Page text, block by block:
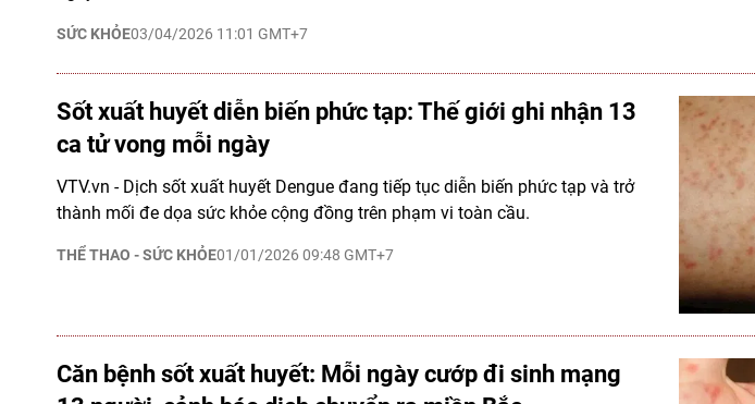
SỨC KHỎE03/04/2026 11:01 GMT+7
Sốt xuất huyết diễn biến phức tạp: Thế giới ghi nhận 13
ca tử vong mỗi ngày
THỂ THAO - SỨC KHỎE01/01/2026 09:48 GMT+7
VTV.vn - Dịch sốt xuất huyết Dengue đang tiếp tục diễn biến phức tạp và trở
thành mối đe dọa sức khỏe cộng đồng trên phạm vi toàn cầu.
Căn bệnh sốt xuất huyết: Mỗi ngày cướp đi sinh mạng